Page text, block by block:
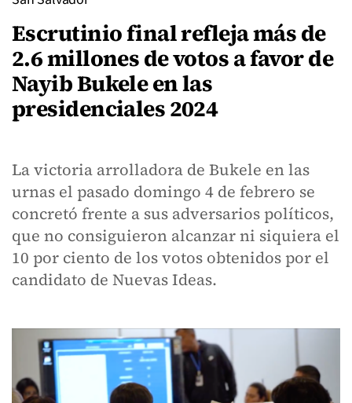
Escrutinio final refleja más de
2.6 millones de votos a favor de
Nayib Bukele en las
presidenciales 2024
La victoria arrolladora de Bukele en las
urnas el pasado domingo 4 de febrero se
concretó frente a sus adversarios políticos,
que no consiguieron alcanzar ni siquiera el
10 por ciento de los votos obtenidos por el
candidato de Nuevas Ideas.